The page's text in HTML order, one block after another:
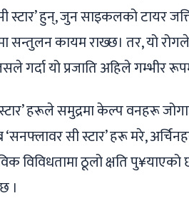
स्टार’ हुन्, जुन साइकलको टायर
सन्तुलन कायम राख्छ। तर, यो
गर्दा यो प्रजाति अहिले गम्भीर
हरूले समुद्रमा केल्प वनहरू
सी स्टार’ हरू मरे,
विविधतामा ठूलो क्षति पु¥याएको
।